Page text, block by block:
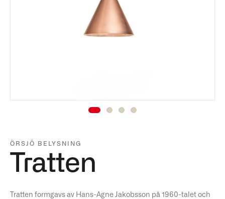
ÖRSJÖ BELYSNING
Tratten
Tratten formgavs av Hans-Agne Jakobsson på 1960-talet och